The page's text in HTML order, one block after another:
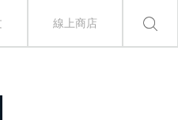
線上商店